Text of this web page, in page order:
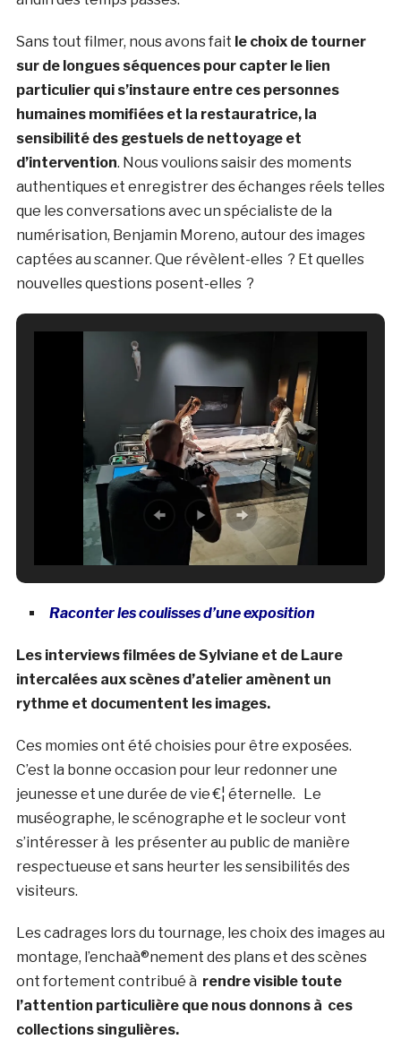
Sans tout filmer, nous avons fait le choix de tourner
sur de longues séquences pour capter le lien
particulier qui s’instaure entre ces personnes
humaines momifiées et la restauratrice, la
sensibilité des gestuels de nettoyage et
d’intervention. Nous voulions saisir des moments
authentiques et enregistrer des échanges réels telles
que les conversations avec un spécialiste de la
numérisation, Benjamin Moreno, autour des images
captées au scanner. Que révèlent-elles ? Et quelles
nouvelles questions posent-elles ?
Raconter les coulisses d’une exposition
Les interviews filmées de Sylviane et de Laure
intercalées aux scènes d’atelier amènent un
rythme et documentent les images.
Ces momies ont été choisies pour être exposées.
C’est la bonne occasion pour leur redonner une
jeunesse et une durée de vie €¦ éternelle. Le
muséographe, le scénographe et le socleur vont
s’intéresser à les présenter au public de manière
respectueuse et sans heurter les sensibilités des
visiteurs.
Les cadrages lors du tournage, les choix des images au
montage, l’enchaà®nement des plans et des scènes
ont fortement contribué à rendre visible toute
l’attention particulière que nous donnons à ces
collections singulières.